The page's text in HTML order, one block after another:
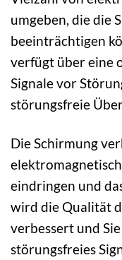
umgeben, die die
beeinträchtigen
verfügt über eine
Signale vor
störungsfreie
Die Schirmung
eindringen und
wird die Qualität
verbessert und
störungsfreies